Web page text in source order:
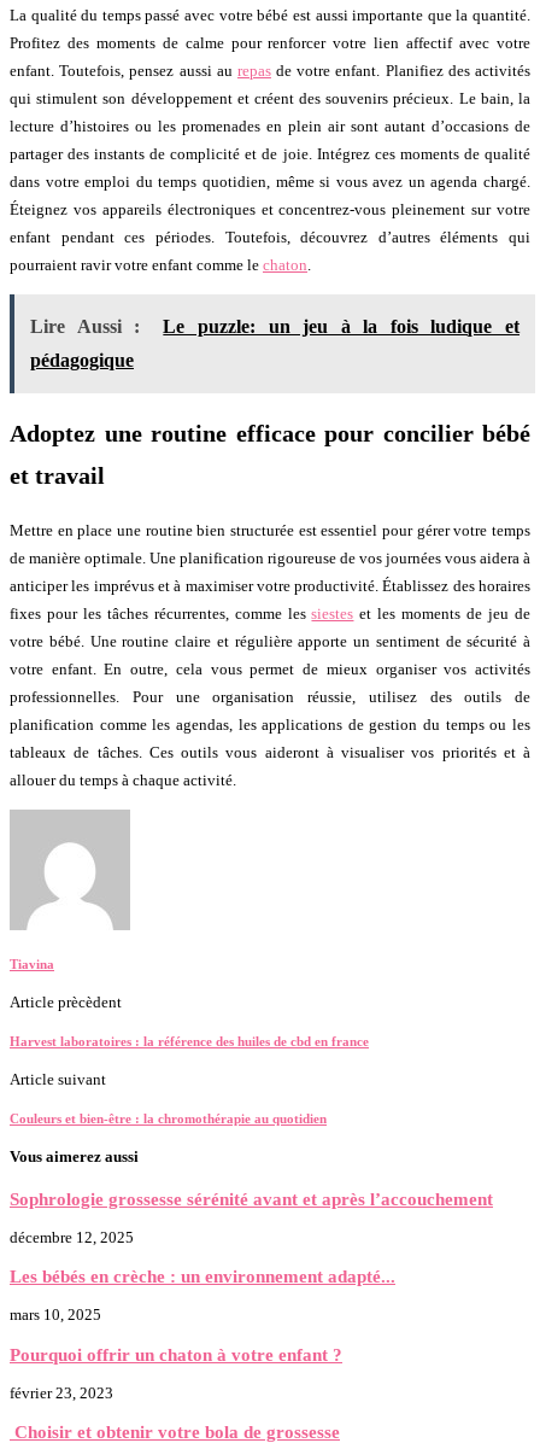
La qualité du temps passé avec votre bébé est aussi importante que la quantité.
Profitez des moments de calme pour renforcer votre lien affectif avec votre
enfant. Toutefois, pensez aussi au repasde votre enfant. Planifiez des activités
qui stimulent son développement et créent des souvenirs précieux. Le bain, la
lecture d’histoires ou les promenades en plein air sont autant d’occasions de
partager des instants de complicité et de joie. Intégrez ces moments de qualité
dans votre emploi du temps quotidien, même si vous avez un agenda chargé.
Éteignez vos appareils électroniques et concentrez-vous pleinement sur votre
enfant pendant ces périodes. Toutefois, découvrez d’autres éléments qui
pourraient ravir votre enfant comme le chaton.
Lire Aussi :
Le puzzle: un jeu à la fois ludique et
pédagogique
Adoptez une routine efficace pour concilier bébé
et travail
Mettre en place une routine bien structurée est essentiel pour gérer votre temps
de manière optimale. Une planification rigoureuse de vos journées vous aidera à
anticiper les imprévus et à maximiser votre productivité. Établissez des horaires
fixes pour les tâches récurrentes, comme lessiestes et les moments de jeu de
votre bébé. Une routine claire et régulière apporte un sentiment de sécurité à
votre enfant. En outre, cela vous permet de mieux organiser vos activités
professionnelles. Pour une organisation réussie, utilisez des outils de
planification comme les agendas, les applications de gestion du temps ou les
tableaux de tâches. Ces outils vous aideront à visualiser vos priorités et à
allouer du temps à chaque activité.
Tiavina
Article prècèdent
Harvest laboratoires : la référence des huiles de cbd en france
Article suivant
Couleurs et bien-être : la chromothérapie au quotidien
Vous aimerez aussi
Sophrologie grossesse sérénité avant et après l’accouchement
décembre 12, 2025
Les bébés en crèche : un environnement adapté...
mars 10, 2025
Pourquoi offrir un chaton à votre enfant ?
février 23, 2023
Choisir et obtenir votre bola de grossesse